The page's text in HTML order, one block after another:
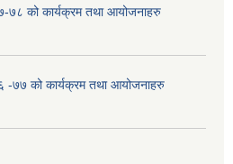
७८ को कार्यक्रम तथा आयोजनाहरु
-७७ को कार्यक्रम तथा आयोजनाहरु